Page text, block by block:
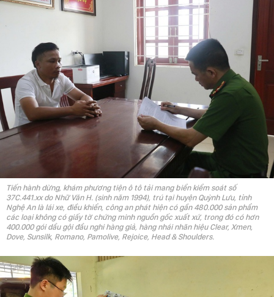
Tiến hành dừng, khám phương tiện ô tô tải mang biển kiểm soát số
37C.441.xx do Nhữ Văn H. (sinh năm 1994), trú tại huyện Quỳnh Lưu, tỉnh
Nghệ An là lái xe, điều khiển, công an phát hiện có gần 480.000 sản phẩm
các loại không có giấy tờ chứng minh nguồn gốc xuất xứ, trong đó có hơn
400.000 gói dầu gội đầu nghi hàng giả, hàng nhái nhãn hiệu Clear, Xmen,
Dove, Sunsilk, Romano, Pamolive, Rejoice, Head & Shoulders.